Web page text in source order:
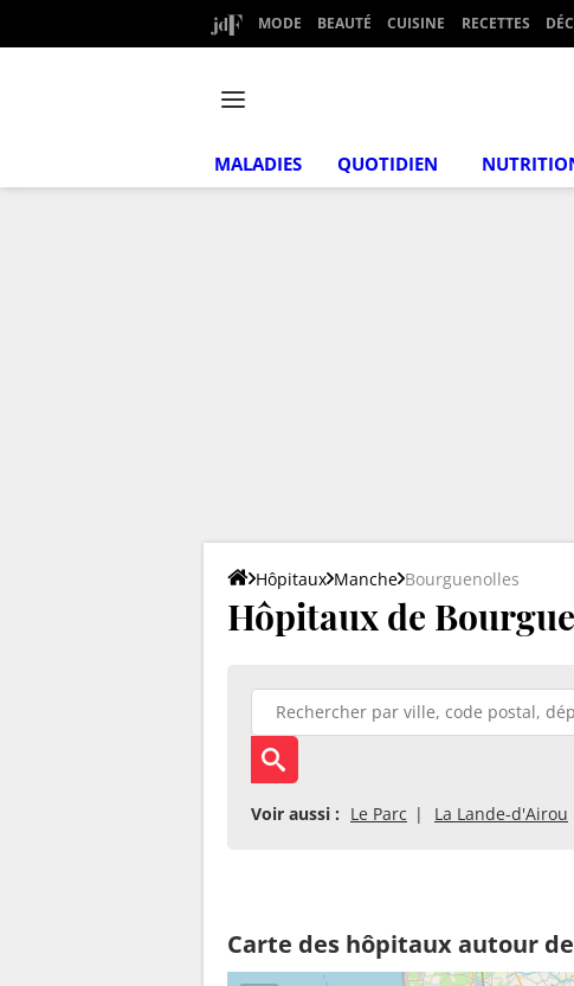
MODE BEAUTÉ CUISINE RECETTES
MALADIES QUOTIDIEN
Hôpitaux Manche Bourguenolles
Hôpitaux de
Voir aussi : Le Parc La Lande-d'Airou
Carte des hôpitaux autour